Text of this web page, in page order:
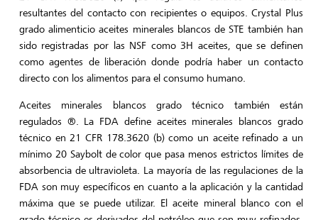
resultantes del contacto con recipientes o equipos. Crystal Plus
grado alimenticio aceites minerales blancos de STE también han
sido registradas por las NSF como 3H aceites, que se definen
como agentes de liberación donde podría haber un contacto
directo con los alimentos para el consumo humano.
Aceites minerales blancos grado técnico también están
regulados ®. La FDA define aceites minerales blancos grado
técnico en 21 CFR 178.3620 (b) como un aceite refinado a un
mínimo 20 Saybolt de color que pasa menos estrictos límites de
absorbencia de ultravioleta. La mayoría de las regulaciones de la
FDA son muy específicos en cuanto a la aplicación y la cantidad
máxima que se puede utilizar. El aceite mineral blanco con el